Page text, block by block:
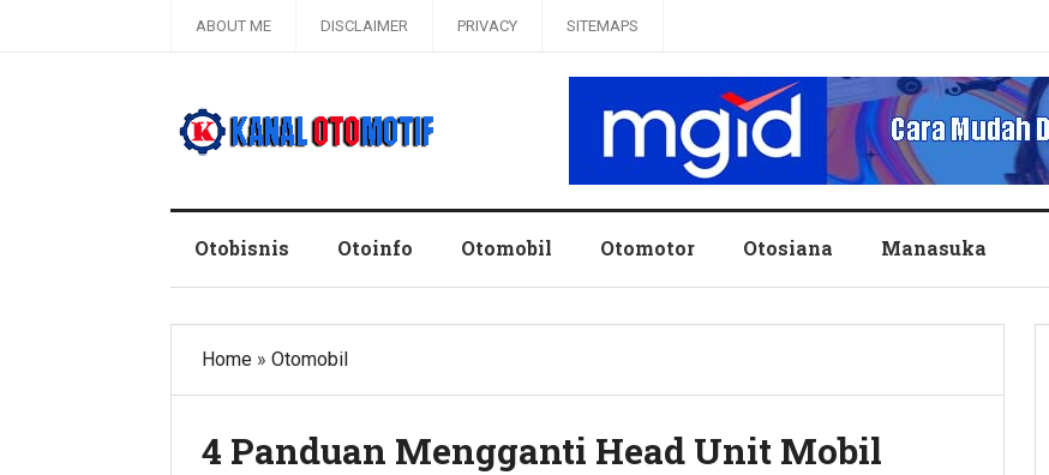
ABOUT ME DISCLAIMER PRIVACY SITEMAPS
Otobisnis Otoinfo Otomobil Otomotor Otosiana Manasuka
Home » Otomobil
4 Panduan Mengganti Head Unit Mobil